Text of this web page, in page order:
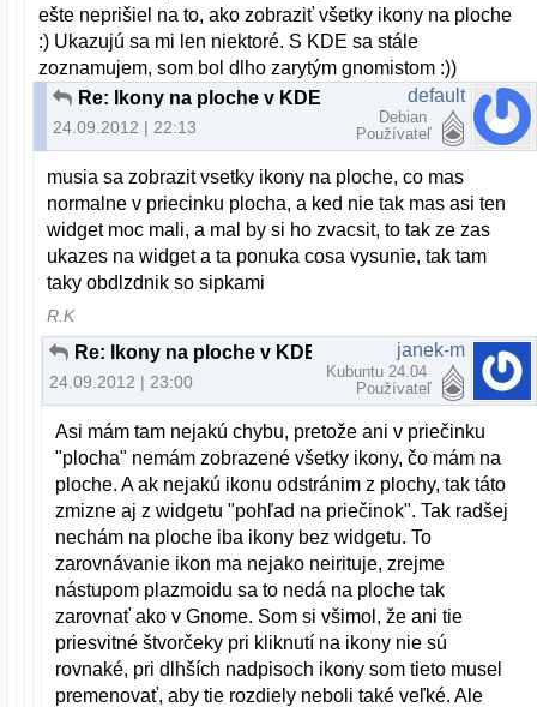
ešte neprišiel na to, ako zobraziť všetky ikony na ploche
:) Ukazujú sa mi len niektoré. S KDE sa stále
zoznamujem, som bol dlho zarytým gnomistom :))
Re: Ikony na ploche v KDE
24.09.2012 | 22:13
default
Debian
Používateľ
musia sa zobrazit vsetky ikony na ploche, co mas
normalne v priecinku plocha, a ked nie tak mas asi ten
widget moc mali, a mal by si ho zvacsit, to tak ze zas
ukazes na widget a ta ponuka cosa vysunie, tak tam
taky obdlzdnik so sipkami
R.K
Re: Ikony na ploche v KDE
24.09.2012 | 23:00
janek-m
Kubuntu 24.04
Používateľ
Asi mám tam nejakú chybu, pretože ani v priečinku
"plocha" nemám zobrazené všetky ikony, čo mám na
ploche. A ak nejakú ikonu odstránim z plochy, tak táto
zmizne aj z widgetu "pohľad na priečinok". Tak radšej
nechám na ploche iba ikony bez widgetu. To
zarovnávanie ikon ma nejako neirituje, zrejme
nástupom plazmoidu sa to nedá na ploche tak
zarovnať ako v Gnome. Som si všimol, že ani tie
priesvitné štvorčeky pri kliknutí na ikony nie sú
rovnaké, pri dlhších nadpisoch ikony som tieto musel
premenovať, aby tie rozdiely neboli také veľké. Ale